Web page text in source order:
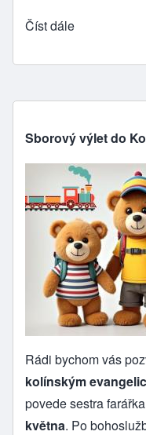
Číst dále
Sborový výlet do
Rádi bychom vás
kolínským
povede sestra
května. Po